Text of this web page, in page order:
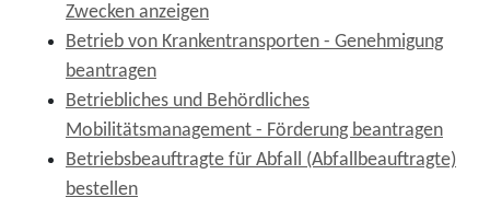
Zwecken anzeigen
Betrieb von Krankentransporten - Genehmigung
beantragen
Betriebliches und Behördliches
Mobilitätsmanagement - Förderung beantragen
Betriebsbeauftragte für Abfall (Abfallbeauftragte)
bestellen